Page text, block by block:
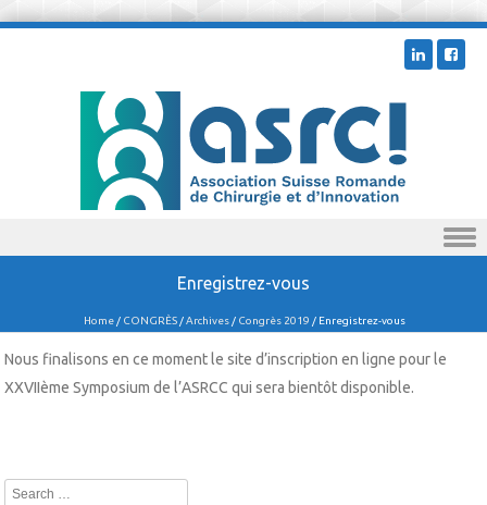
Enregistrez-vous
Home/ CONGRÈS/Archives/ Congrès 2019 / Enregistrez-vous
Nous finalisons en ce moment le site d’inscription en ligne pour le
XXVIIème Symposium de l’ASRCC qui sera bientôt disponible.
Search